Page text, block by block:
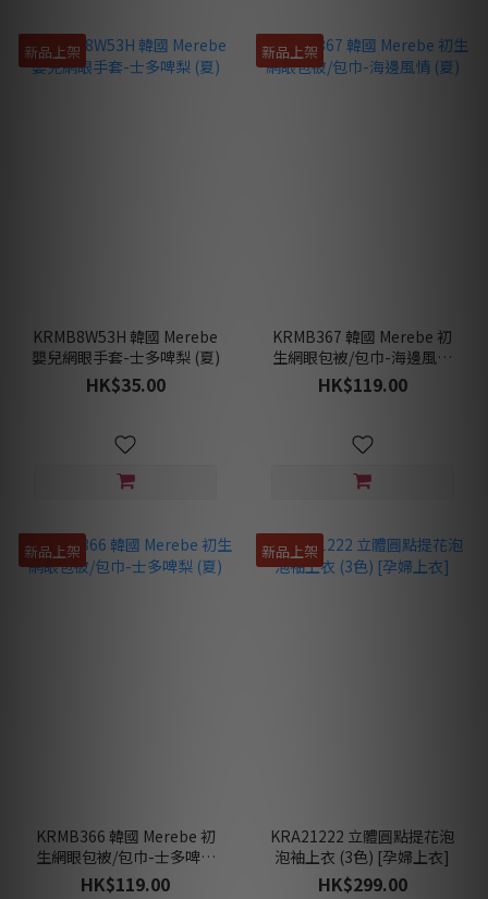
新品上架
KRMB8W53H 韓國 Merebe
嬰兒網眼手套-士多啤梨 (夏)
HK$35.00
新品上架
KRMB367 韓國 Merebe 初
生網眼包被/包巾-海邊風情
(夏)
HK$119.00
新品上架
KRMB366 韓國 Merebe 初
生網眼包被/包巾-士多啤梨
(夏)
HK$119.00
新品上架
KRA21222 立體圓點提花泡
泡袖上衣 (3色) [孕婦上衣]
HK$299.00